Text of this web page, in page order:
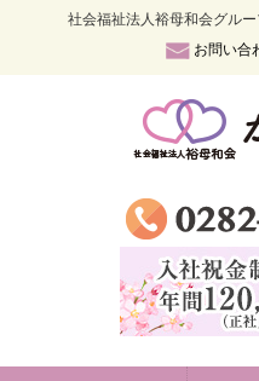
社会福祉法人裕母和会グル
お問い合